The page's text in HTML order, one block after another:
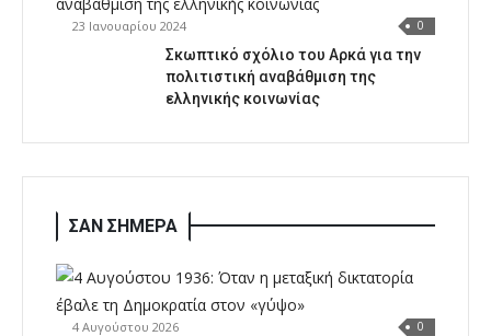
23 Ιανουαρίου 2024 0
Σκωπτικό σχόλιο του Αρκά για την
πολιτιστική αναβάθμιση της
ελληνικής κοινωνίας
ΣΑΝ ΣΗΜΕΡΑ
4 Αυγούστου 2026 0